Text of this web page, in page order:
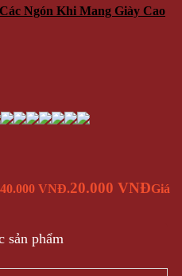
Ngón Khi Mang Giày Cao
VNĐ.20.000 VNĐGiá
sản phẩm